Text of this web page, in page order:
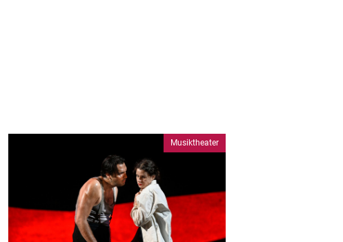
Musiktheater